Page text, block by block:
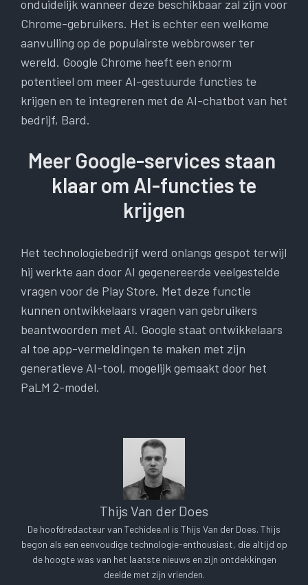
onduidelijk wanneer deze beschikbaar zal zijn voor
Chrome-gebruikers. Het is echter een welkome
aanvulling op de populairste webbrowser ter
wereld. Google Chrome heeft een enorm
potentieel om meer AI-gestuurde functies te
krijgen en te integreren met de AI-chatbot van het
bedrijf, Bard.
Meer Google-services staan ​​
klaar om AI-functies te
krijgen
Het technologiebedrijf werd onlangs gespot terwijl
hij werkte aan door AI gegenereerde veelgestelde
vragen voor de Play Store. Met deze functie
kunnen ontwikkelaars vragen van gebruikers
beantwoorden met AI. Google staat ontwikkelaars
al toe app-vermeldingen te maken met zijn
generatieve AI-tool, mogelijk gemaakt door het
PaLM 2-model.
Thijs Van der Does
De hoofdredacteur van Techidee.nl is Thijs Van der Does. Thijs
begon als een eenvoudige technologie-enthousiast, die altijd op
de hoogte was van het laatste nieuws en zijn ontdekkingen
deelde met zijn vrienden.